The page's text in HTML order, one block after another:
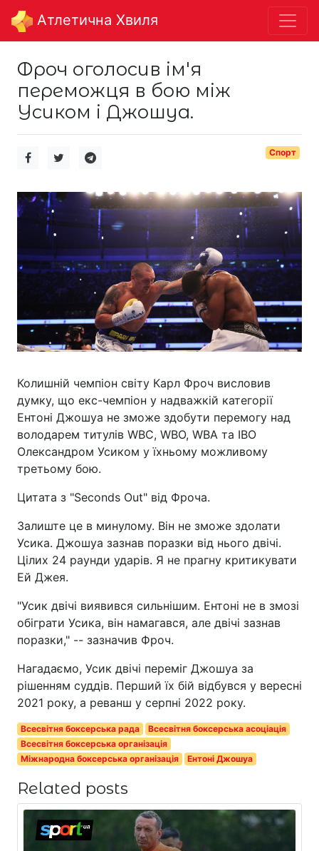
Aтлетична Хвиля
Фроч оголосив ім'я
переможця в бою між
Усиком і Джошуа.
Спорт
Колишній чемпіон світу Карл Фроч висловив
думку, що екс-чемпіон у надважкій категорії
Ентоні Джошуа не зможе здобути перемогу над
володарем титулів WBC, WBO, WBA та IBO
Олександром Усиком у їхньому можливому
третьому бою.
Цитата з "Seconds Out" від Фроча.
Залиште це в минулому. Він не зможе здолати
Усика. Джошуа зазнав поразки від нього двічі.
Цілих 24 раунди ударів. Я не прагну критикувати
Ей Джея.
"Усик двічі виявився сильнішим. Ентоні не в змозі
обіграти Усика, він намагався, але двічі зазнав
поразки," -- зазначив Фроч.
Нагадаємо, Усик двічі переміг Джошуа за
рішенням суддів. Перший їх бій відбувся у вересні
2021 року, а реванш у серпні 2022 року.
Всесвітня боксерська рада
Всесвітня боксерська асоціація
Всесвітня боксерська організація
Міжнародна боксерська організація
Ентоні Джошуа
Related posts